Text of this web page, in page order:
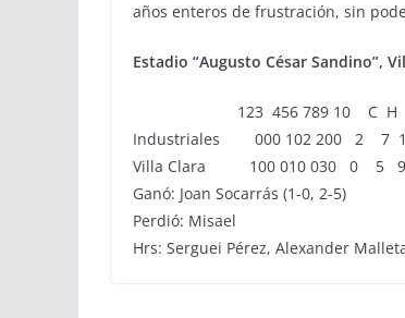
años enteros de frustración, sin
Estadio “Augusto César Sandino”,
123 456 789 10 C H
Industriales 000 102 200 2 7
Villa Clara 100 010 030 0 5
Ganó: Joan Socarrás (1-0, 2-5)
Perdió: Misael
Hrs: Serguei Pérez, Alexander